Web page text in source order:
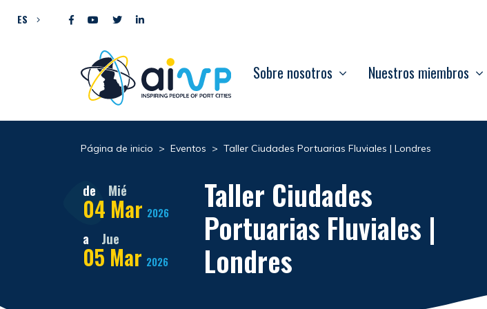
ES
Sobre nosotros Nuestros miembros
Página de inicio > Eventos > Taller Ciudades Portuarias Fluviales | Londres
de Mié
04 Mar 2026
a Jue
05 Mar 2026
Taller Ciudades
Portuarias Fluviales |
Londres